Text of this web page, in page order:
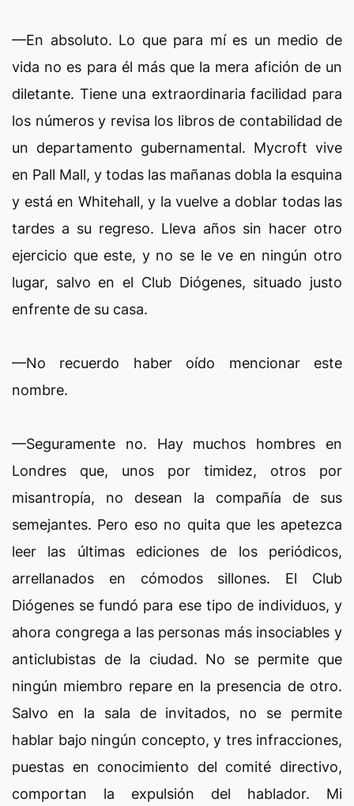
—En absoluto. Lo que para mí es un medio de
vida no es para él más que la mera afición de un
diletante. Tiene una extraordinaria facilidad para
los números y revisa los libros de contabilidad de
un departamento gubernamental. Mycroft vive
en Pall Mall, y todas las mañanas dobla la esquina
y está en Whitehall, y la vuelve a doblar todas las
tardes a su regreso. Lleva años sin hacer otro
ejercicio que este, y no se le ve en ningún otro
lugar, salvo en el Club Diógenes, situado justo
enfrente de su casa.
—No recuerdo haber oído mencionar este
nombre.
—Seguramente no. Hay muchos hombres en
Londres que, unos por timidez, otros por
misantropía, no desean la compañía de sus
semejantes. Pero eso no quita que les apetezca
leer las últimas ediciones de los periódicos,
arrellanados en cómodos sillones. El Club
Diógenes se fundó para ese tipo de individuos, y
ahora congrega a las personas más insociables y
anticlubistas de la ciudad. No se permite que
ningún miembro repare en la presencia de otro.
Salvo en la sala de invitados, no se permite
hablar bajo ningún concepto, y tres infracciones,
puestas en conocimiento del comité directivo,
comportan la expulsión del hablador. Mi